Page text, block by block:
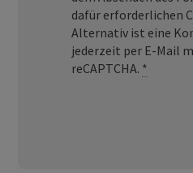
dafür erforderlichen
Alternativ ist eine
jederzeit per E-Mail
reCAPTCHA. *